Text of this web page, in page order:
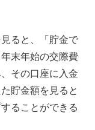
ると、「貯金で
末年始の交際費
その口座に入金
貯金額を見ると
ることができる